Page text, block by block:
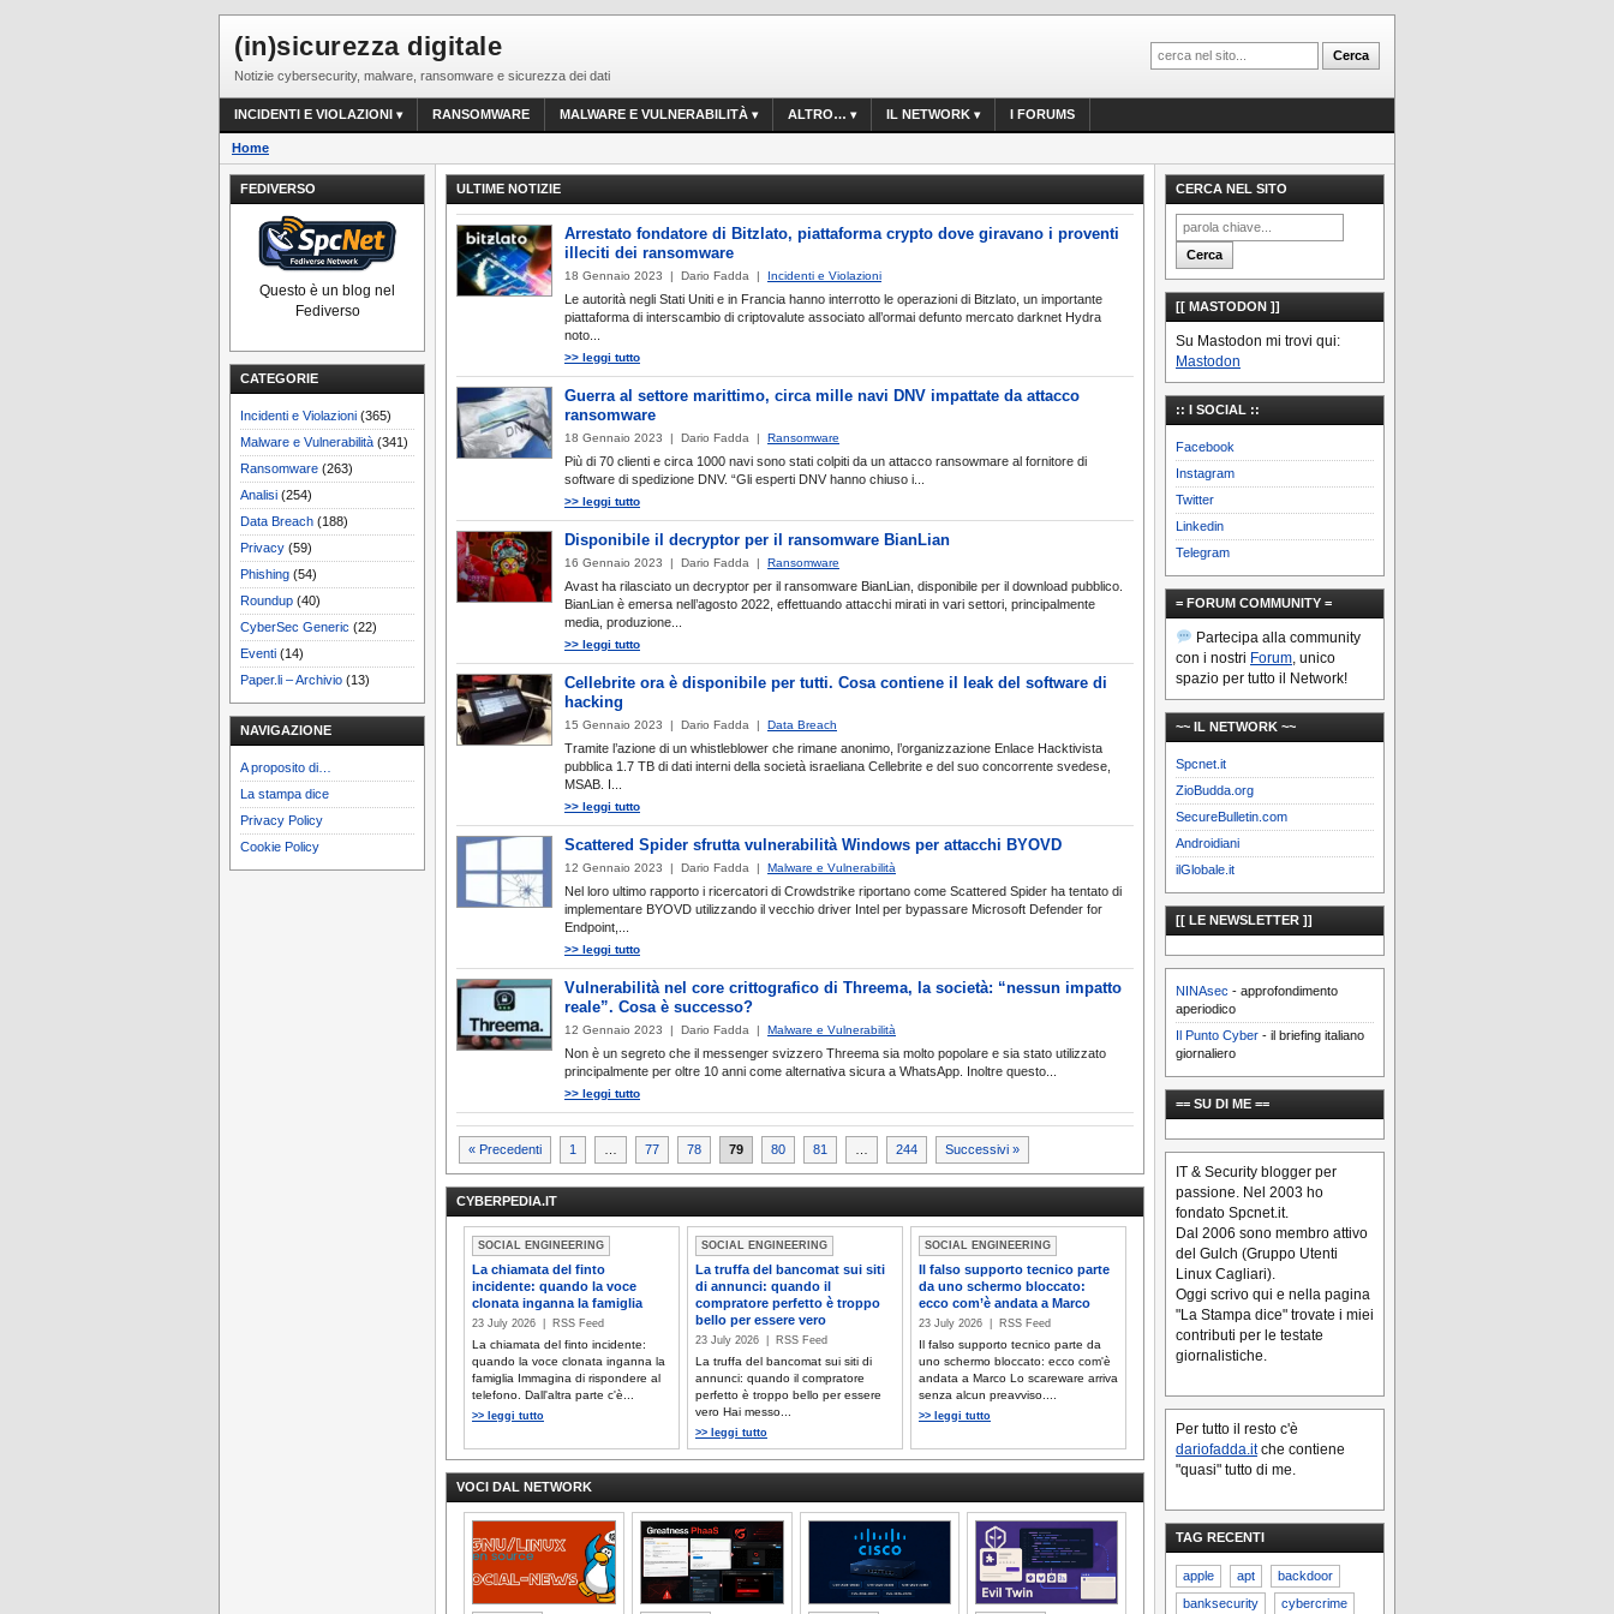
(in)sicurezza digitale
Notizie cybersecurity, malware, ransomware e sicurezza dei dati
INCIDENTI E VIOLAZIONI RANSOMWARE MALWARE E VULNERABILITÀ ALTRO… IL NETWORK I FORUMS
Home
FEDIVERSO
Questo è un blog nel
Fediverso
CATEGORIE
Incidenti e Violazioni (365)
Malware e Vulnerabilità (341)
Ransomware (263)
Analisi (254)
Data Breach (188)
Privacy (59)
Phishing (54)
Roundup (40)
CyberSec Generic (22)
Eventi (14)
Paper.li – Archivio (13)
NAVIGAZIONE
A proposito di…
La stampa dice
Privacy Policy
Cookie Policy
ULTIME NOTIZIE
Arrestato fondatore di Bitzlato, piattaforma crypto dove giravano i proventi
illeciti dei ransomware
18 Gennaio 2023 | Dario Fadda | Incidenti e Violazioni
Le autorità negli Stati Uniti e in Francia hanno interrotto le operazioni di Bitzlato, un importante
piattaforma di interscambio di criptovalute associato all’ormai defunto mercato darknet Hydra
noto...
>> leggi tutto
Guerra al settore marittimo, circa mille navi DNV impattate da attacco
ransomware
18 Gennaio 2023 | Dario Fadda | Ransomware
Più di 70 clienti e circa 1000 navi sono stati colpiti da un attacco ransowmare al fornitore di
software di spedizione DNV. “Gli esperti DNV hanno chiuso i...
>> leggi tutto
Disponibile il decryptor per il ransomware BianLian
16 Gennaio 2023 | Dario Fadda | Ransomware
Avast ha rilasciato un decryptor per il ransomware BianLian, disponibile per il download pubblico.
BianLian è emersa nell’agosto 2022, effettuando attacchi mirati in vari settori, principalmente
media, produzione...
>> leggi tutto
Cellebrite ora è disponibile per tutti. Cosa contiene il leak del software di
hacking
15 Gennaio 2023 | Dario Fadda | Data Breach
Tramite l’azione di un whistleblower che rimane anonimo, l’organizzazione Enlace Hacktivista
pubblica 1.7 TB di dati interni della società israeliana Cellebrite e del suo concorrente svedese,
MSAB. I...
>> leggi tutto
Scattered Spider sfrutta vulnerabilità Windows per attacchi BYOVD
12 Gennaio 2023 | Dario Fadda | Malware e Vulnerabilità
Nel loro ultimo rapporto i ricercatori di Crowdstrike riportano come Scattered Spider ha tentato di
implementare BYOVD utilizzando il vecchio driver Intel per bypassare Microsoft Defender for
Endpoint,...
>> leggi tutto
Vulnerabilità nel core crittografico di Threema, la società: “nessun impatto
reale”. Cosa è successo?
12 Gennaio 2023 | Dario Fadda | Malware e Vulnerabilità
Non è un segreto che il messenger svizzero Threema sia molto popolare e sia stato utilizzato
principalmente per oltre 10 anni come alternativa sicura a WhatsApp. Inoltre questo...
>> leggi tutto
Paginazione
degli
articoli
« Precedenti 1 77 78 79 80 81 244 Successivi »
CYBERPEDIA.IT
SOCIAL ENGINEERING
La chiamata del finto
incidente: quando la voce
clonata inganna la famiglia
23 July 2026 | RSS Feed
La chiamata del finto incidente:
quando la voce clonata inganna la
famiglia Immagina di rispondere al
telefono. Dall'altra parte c'è...
>> leggi tutto
SOCIAL ENGINEERING
La truffa del bancomat sui siti
di annunci: quando il
compratore perfetto è troppo
bello per essere vero
23 July 2026 | RSS Feed
La truffa del bancomat sui siti di
annunci: quando il compratore
perfetto è troppo bello per essere
vero Hai messo...
>> leggi tutto
SOCIAL ENGINEERING
Il falso supporto tecnico parte
da uno schermo bloccato:
ecco com’è andata a Marco
23 July 2026 | RSS Feed
Il falso supporto tecnico parte da
uno schermo bloccato: ecco com'è
andata a Marco Lo scareware arriva
senza alcun preavviso....
>> leggi tutto
VOCI DAL NETWORK
CERCA NEL SITO
[[ MASTODON ]]
Su Mastodon mi trovi qui:
Mastodon
:: I SOCIAL ::
Facebook
Instagram
Twitter
Linkedin
Telegram
= FORUM COMMUNITY =
Partecipa alla community
con i nostri Forum, unico
spazio per tutto il Network!
~~ IL NETWORK ~~
Spcnet.it
ZioBudda.org
SecureBulletin.com
Androidiani
ilGlobale.it
[[ LE NEWSLETTER ]]
NINAsec - approfondimento
aperiodico
Il Punto Cyber - il briefing italiano
giornaliero
== SU DI ME ==
IT & Security blogger per
passione. Nel 2003 ho
fondato Spcnet.it.
Dal 2006 sono membro attivo
del Gulch (Gruppo Utenti
Linux Cagliari).
Oggi scrivo qui e nella pagina
"La Stampa dice" trovate i miei
contributi per le testate
giornalistiche.
Per tutto il resto c'è
dariofadda.itche contiene
"quasi" tutto di me.
TAG RECENTI
apple apt
backdoor
banksecurity
cybercrime